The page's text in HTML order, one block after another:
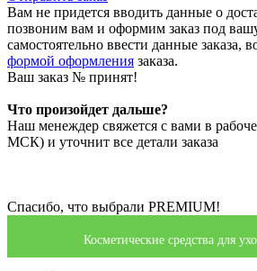
Вам не придется вводить данные о
позвоним вам и оформим заказ под
самостоятельно ввести данные заказа,
формой оформления заказа.
Ваш заказ № принят!
Что произойдет дальше?
Наш менеждер свяжется с вами в
МСК) и уточнит все детали заказа
Спасибо, что выбрали PREMIUM!
Косметические средства для